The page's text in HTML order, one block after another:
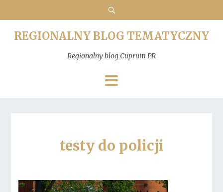
REGIONALNY BLOG TEMATYCZNY
Regionalny blog Cuprum PR
testy do policji